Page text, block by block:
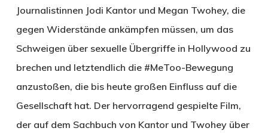
Journalistinnen Jodi Kantor und Megan Twohey, die
gegen Widerstände ankämpfen müssen, um das
Schweigen über sexuelle Übergriffe in Hollywood zu
brechen und letztendlich die #MeToo-Bewegung
anzustoßen, die bis heute großen Einfluss auf die
Gesellschaft hat. Der hervorragend gespielte Film,
der auf dem Sachbuch von Kantor und Twohey über